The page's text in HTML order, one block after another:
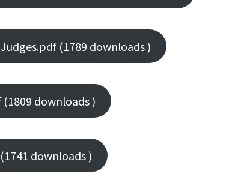
(1789 downloads )
downloads )
downloads )